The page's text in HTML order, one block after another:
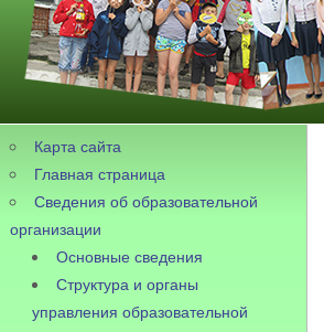
Карта сайта
Главная страница
Сведения об образовательной
организации
Основные сведения
Структура и органы
управления образовательной